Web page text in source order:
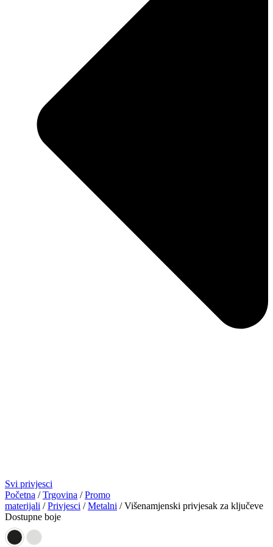
Svi privjesci
Početna /Trgovina /Promo
materijali /Privjesci /Metalni / Višenamjenski privjesak za ključeve
Dostupne boje